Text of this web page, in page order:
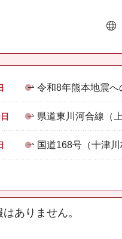
令和8年熊本地震へ
県道東川河合線（
国道168号（十津
ありません。